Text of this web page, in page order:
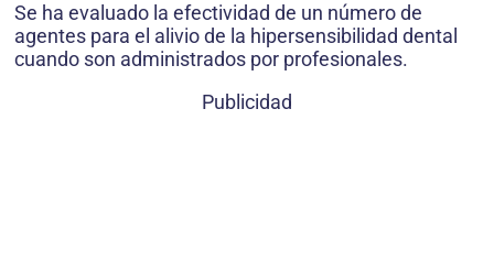
Se ha evaluado la efectividad de un número de
agentes para el alivio de la hipersensibilidad dental
cuando son administrados por profesionales.
Publicidad